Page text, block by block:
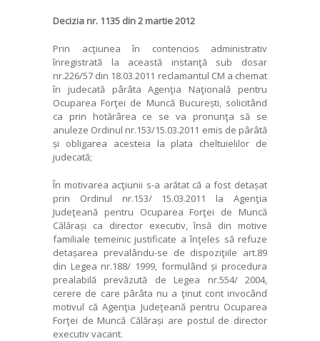
Decizia nr. 1135 din 2 martie 2012
Prin acţiunea în contencios administrativ
înregistrată la această instanţă sub dosar
nr.226/57 din 18.03.2011 reclamantul CM a chemat
în judecată pârâta Agenţia Naţională pentru
Ocuparea Forţei de Muncă București, solicitând
ca prin hotărârea ce se va pronunţa să se
anuleze Ordinul nr.153/15.03.2011 emis de pârâtă
și obligarea acesteia la plata cheltuielilor de
judecată;
În motivarea acţiunii s-a arătat că a fost detașat
prin Ordinul nr.153/ 15.03.2011 la Agenţia
Judeţeană pentru Ocuparea Forţei de Muncă
Călărași ca director executiv, însă din motive
familiale temeinic justificate a înţeles să refuze
detașarea prevalându-se de dispoziţiile art.89
din Legea nr.188/ 1999, formulând și procedura
prealabilă prevăzută de Legea nr.554/ 2004,
cerere de care pârâta nu a ţinut cont invocând
motivul că Agenţia Judeţeană pentru Ocuparea
Forţei de Muncă Călărași are postul de director
executiv vacant.